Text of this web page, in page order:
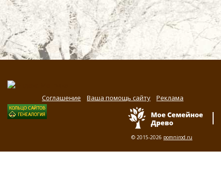
Соглашение Ваша помощь сайту Реклама
© 2015-2026 pomnirod.ru